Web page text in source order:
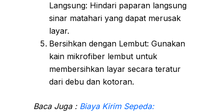
Langsung: Hindari paparan langsung
sinar matahari yang dapat merusak
layar.
Bersihkan dengan Lembut: Gunakan
kain mikrofiber lembut untuk
membersihkan layar secara teratur
dari debu dan kotoran.
Baca Juga : Biaya Kirim Sepeda: